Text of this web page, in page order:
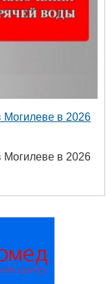
Могилеве в 2026
Могилеве в 2026